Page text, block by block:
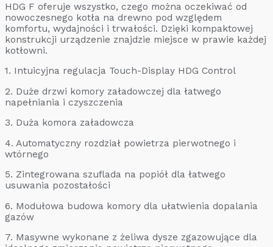
HDG F oferuje wszystko, czego można oczekiwać od
nowoczesnego kotła na drewno pod względem
komfortu, wydajności i trwałości. Dzięki kompaktowej
konstrukcji urządzenie znajdzie miejsce w prawie każdej
kotłowni.
1. Intuicyjna regulacja Touch-Display HDG Control
2. Duże drzwi komory załadowczej dla łatwego
napełniania i czyszczenia
3. Duża komora załadowcza
4. Automatyczny rozdział powietrza pierwotnego i
wtórnego
5. Zintegrowana szuflada na popiół dla łatwego
usuwania pozostałości
6. Modułowa budowa komory dla ułatwienia dopalania
gazów
7. Masywne wykonane z żeliwa dysze zgazowujące dla